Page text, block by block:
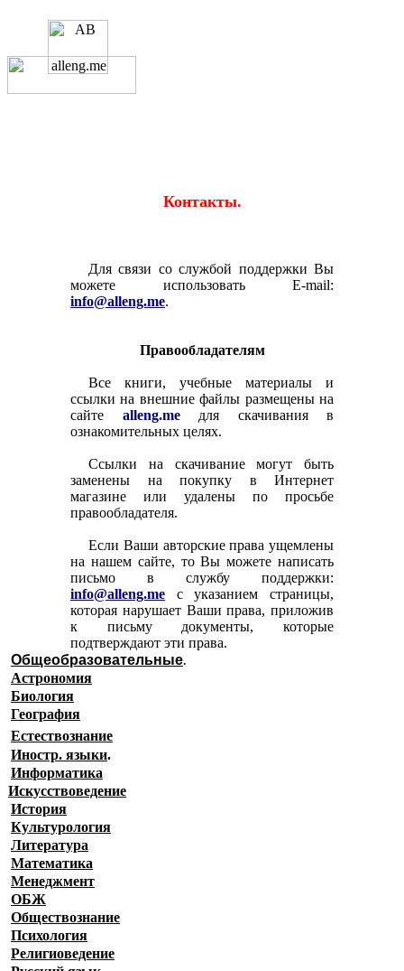
Контакты.
Для связи со службой поддержки Вы
можете использовать E-mail:
info@alleng.me.
Правообладателям
Все книги, учебные материалы и
ссылки на внешние файлы размещены на
сайте alleng.meдля скачивания в
ознакомительных целях.
Ссылки на скачивание могут быть
заменены на покупку в Интернет
магазине или удалены по просьбе
правообладателя.
Если Ваши авторские права ущемлены
на нашем сайте, то Вы можете написать
письмо в службу поддержки:
info@alleng.me с указанием страницы,
которая нарушает Ваши права, приложив
к письму документы, которые
подтверждают эти права.
Общеобразовательные.
Астрономия
Биология
География
Естествознание
Иностр. языки.
Информатика
Искусствоведение
История
Культурология
Литература
Математика
Менеджмент
ОБЖ
Обществознание
Психология
Религиоведение